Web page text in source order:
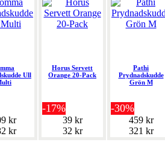
Ull
kr
kr
Horus Servett
Orange 20-Pack
-17%
39 kr
32 kr
Pathi
Prydnadskudde
Grön M
-30%
459 kr
321 kr